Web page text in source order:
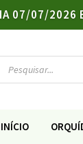
07/07/2026
search
INÍCIO